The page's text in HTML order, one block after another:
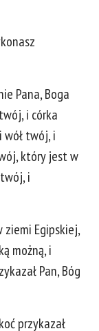
Pana, Boga
i córka
wół twój, i
który jest w
i
ziemi Egipskiej,
możną, i
Pan, Bóg
przykazał